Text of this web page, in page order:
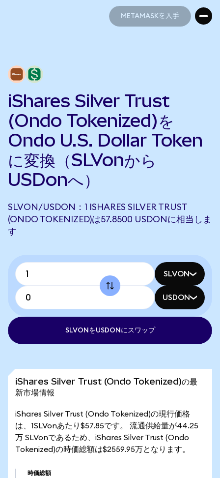
METAMASKを入手
iShares Silver Trust
(Ondo Tokenized)を
Ondo U.S. Dollar Token
に変換（SLVonから
USDonへ）
SLVON/USDON：1 ISHARES SILVER TRUST
(ONDO TOKENIZED)は57.8500 USDONに相当しま
す
SLVON
USDON
SLVONをUSDONにスワップ
iShares Silver Trust (Ondo Tokenized)の最
新市場情報
iShares Silver Trust (Ondo Tokenized)の現行価格
は、1SLVonあたり$57.85です。 流通供給量が44.25
万 SLVonであるため、iShares Silver Trust (Ondo
Tokenized)の時価総額は$2559.95万となります。
時価総額